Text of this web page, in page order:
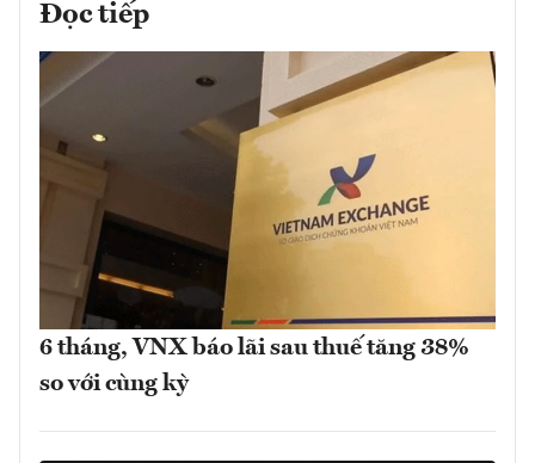
Đọc tiếp
6 tháng, VNX báo lãi sau thuế tăng 38%
so với cùng kỳ